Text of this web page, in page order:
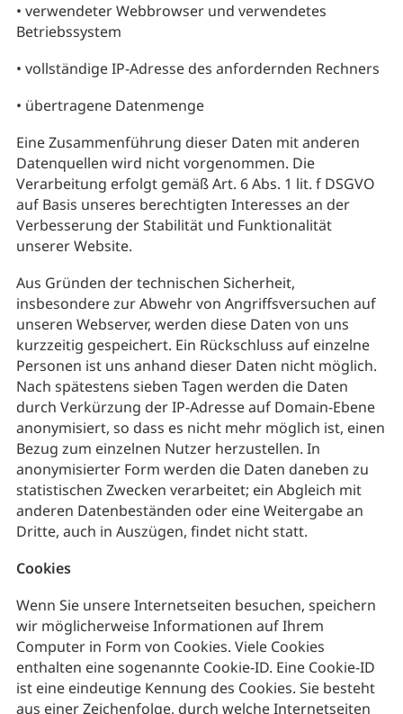
• verwendeter Webbrowser und verwendetes
Betriebssystem
• vollständige IP-Adresse des anfordernden Rechners
• übertragene Datenmenge
Eine Zusammenführung dieser Daten mit anderen
Datenquellen wird nicht vorgenommen. Die
Verarbeitung erfolgt gemäß Art. 6 Abs. 1 lit. f DSGVO
auf Basis unseres berechtigten Interesses an der
Verbesserung der Stabilität und Funktionalität
unserer Website.
Aus Gründen der technischen Sicherheit,
insbesondere zur Abwehr von Angriffsversuchen auf
unseren Webserver, werden diese Daten von uns
kurzzeitig gespeichert. Ein Rückschluss auf einzelne
Personen ist uns anhand dieser Daten nicht möglich.
Nach spätestens sieben Tagen werden die Daten
durch Verkürzung der IP-Adresse auf Domain-Ebene
anonymisiert, so dass es nicht mehr möglich ist, einen
Bezug zum einzelnen Nutzer herzustellen. In
anonymisierter Form werden die Daten daneben zu
statistischen Zwecken verarbeitet; ein Abgleich mit
anderen Datenbeständen oder eine Weitergabe an
Dritte, auch in Auszügen, findet nicht statt.
Cookies
Wenn Sie unsere Internetseiten besuchen, speichern
wir möglicherweise Informationen auf Ihrem
Computer in Form von Cookies. Viele Cookies
enthalten eine sogenannte Cookie-ID. Eine Cookie-ID
ist eine eindeutige Kennung des Cookies. Sie besteht
aus einer Zeichenfolge, durch welche Internetseiten